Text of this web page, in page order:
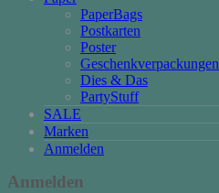
PaperBags
Postkarten
Poster
Geschenkverpackungen
Dies & Das
PartyStuff
SALE
Marken
Anmelden
Anmelden